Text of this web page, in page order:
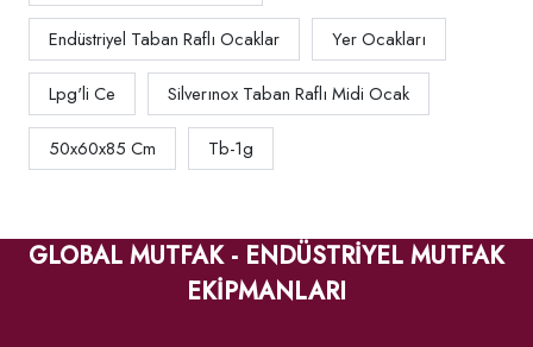
Endüstriyel Taban Raflı Ocaklar Yer Ocakları
Lpg'li Ce Silverınox Taban Raflı Midi Ocak
50x60x85 Cm Tb-1g
GLOBAL MUTFAK - ENDÜSTRİYEL MUTFAK
EKİPMANLARI